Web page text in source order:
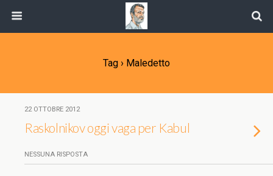
Tag › Maledetto
22 OTTOBRE 2012
Raskolnikov oggi vaga per Kabul
NESSUNA RISPOSTA